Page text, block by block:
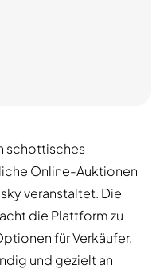
schottisches
Online-Auktionen
veranstaltet. Die
die Plattform zu
für Verkäufer,
und gezielt an